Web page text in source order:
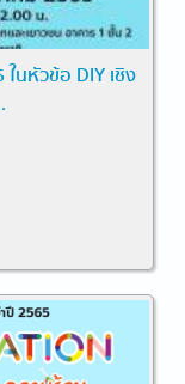
นหัวข้อ DIY เชิง